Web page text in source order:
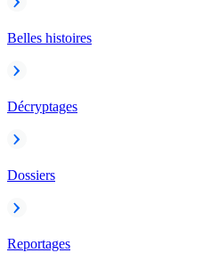
Belles histoires
Décryptages
Dossiers
Reportages